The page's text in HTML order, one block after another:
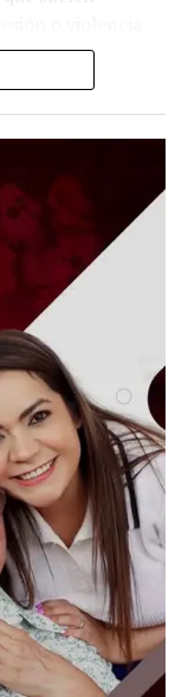
y los jóvenes.
la
el propósito de
la integridad
experiencias
a las y los
saludables,
y una cultura
el Nivel Medio
de las violencias
que
y a la